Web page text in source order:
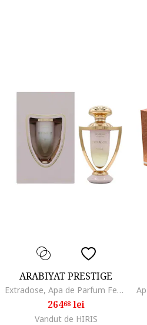
ARABIYAT PRESTIGE
Extradose, Apa de Parfum Femei, 80 ml
26468lei
Vandut de HIRIS